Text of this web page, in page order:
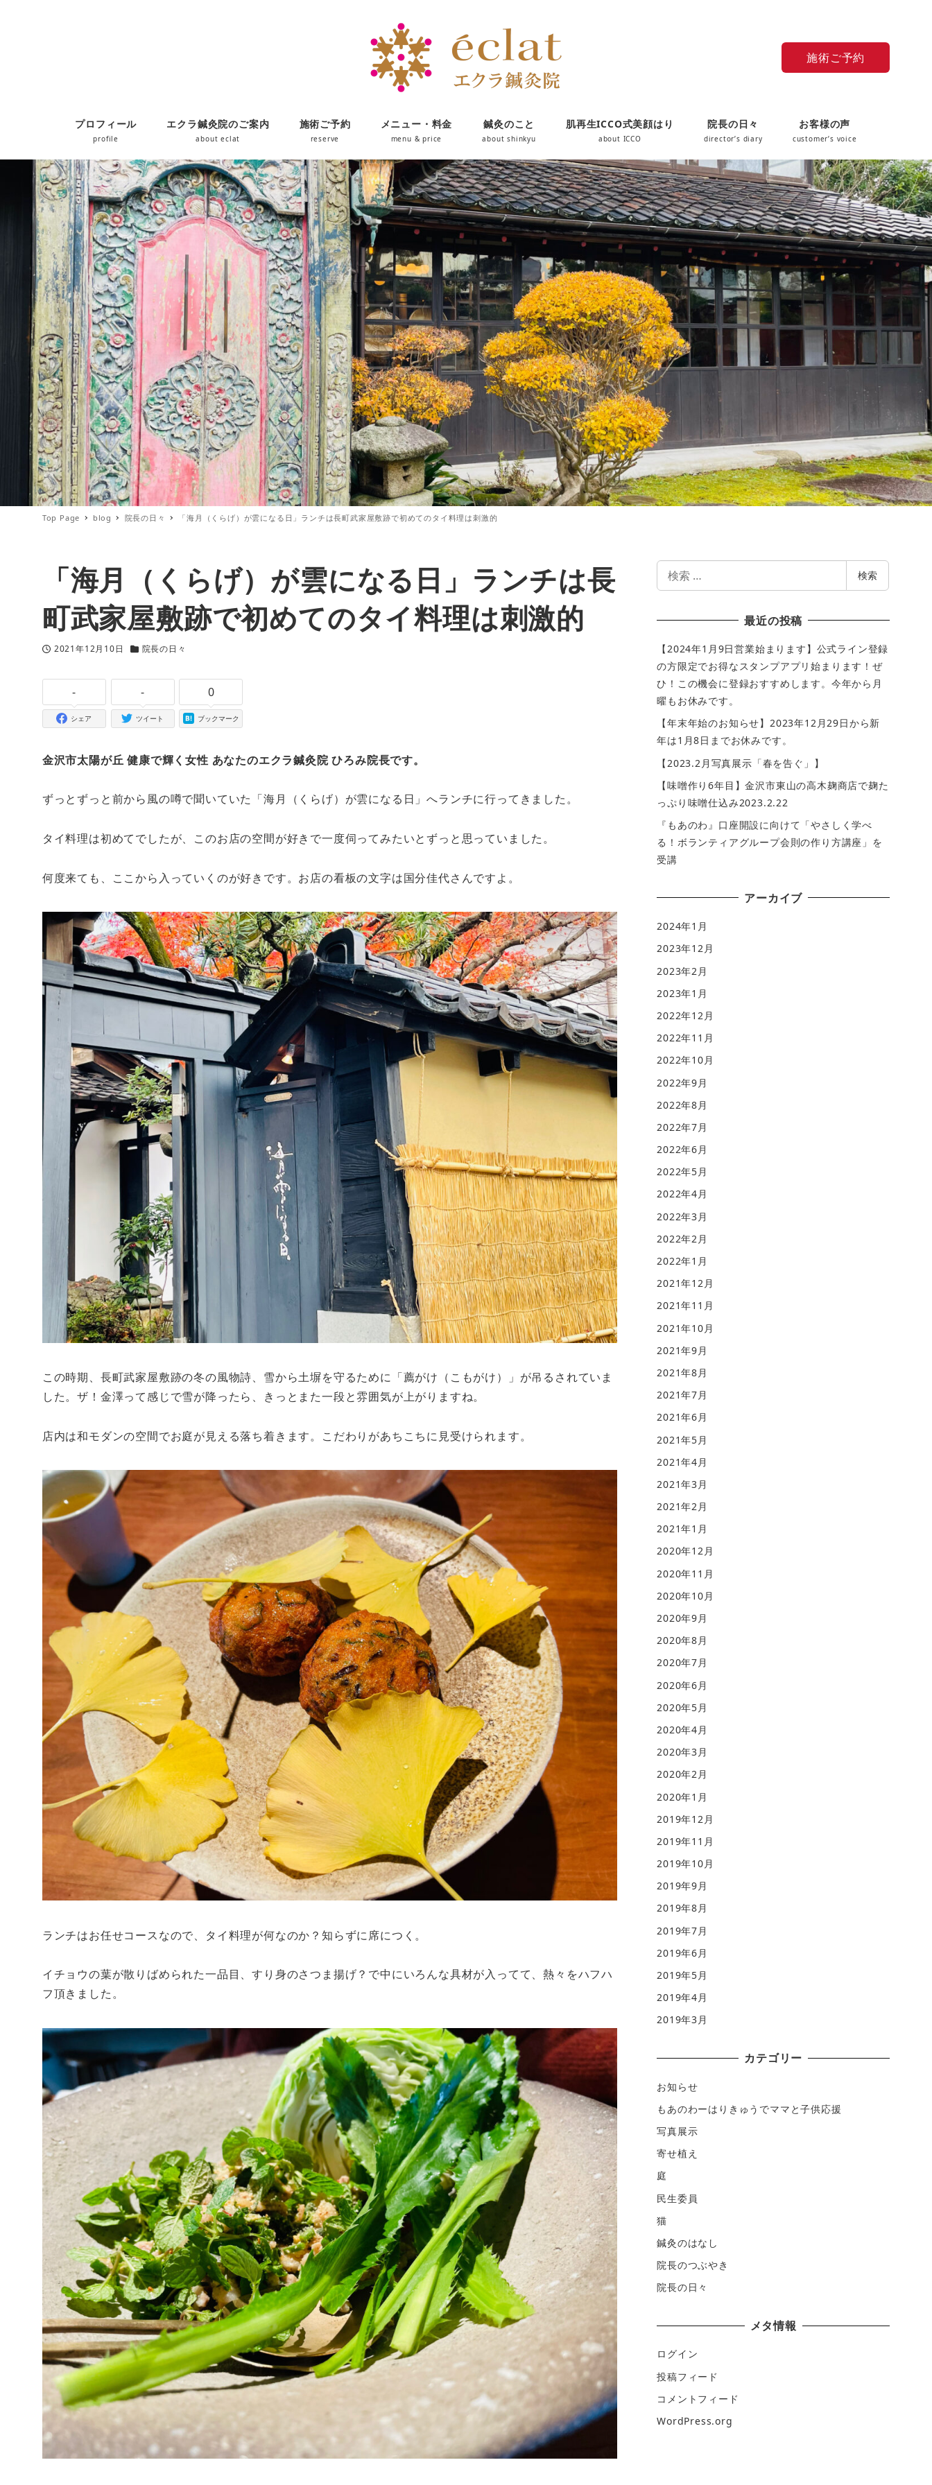
施術ご予約
プロフィール
profile
エクラ鍼灸院のご案内
about eclat
施術ご予約
reserve
メニュー・料金
menu & price
鍼灸のこと
about shinkyu
肌再生ICCO式美顔はり
about ICCO
院長の日々
director’s diary
お客様の声
customer’s voice
Top Page blog 院長の日々 「海月（くらげ）が雲になる日」ランチは長町武家屋敷跡で初めてのタイ料理は刺激的
「海月（くらげ）が雲になる日」ランチは長
町武家屋敷跡で初めてのタイ料理は刺激的
投稿日
2021年12月10日
カテゴリー
院長の日々
-
シェア
-
ツイート
0
ブックマーク
金沢市太陽が丘 健康で輝く女性 あなたのエクラ鍼灸院 ひろみ院長です。
ずっとずっと前から風の噂で聞いていた「海月（くらげ）が雲になる日」へランチに行ってきました。
タイ料理は初めてでしたが、このお店の空間が好きで一度伺ってみたいとずっと思っていました。
何度来ても、ここから入っていくのが好きです。お店の看板の文字は国分佳代さんですよ。
この時期、長町武家屋敷跡の冬の風物詩、雪から土塀を守るために「薦がけ（こもがけ）」が吊るされていま
した。ザ！金澤って感じで雪が降ったら、きっとまた一段と雰囲気が上がりますね。
店内は和モダンの空間でお庭が見える落ち着きます。こだわりがあちこちに見受けられます。
ランチはお任せコースなので、タイ料理が何なのか？知らずに席につく。
イチョウの葉が散りばめられた一品目、すり身のさつま揚げ？で中にいろんな具材が入ってて、熱々をハフハ
フ頂きました。
索
検索
最近の投稿
【2024年1月9日営業始まります】公式ライン登録
の方限定でお得なスタンプアプリ始まります！ぜ
ひ！この機会に登録おすすめします。今年から月
曜もお休みです。
【年末年始のお知らせ】2023年12月29日から新
年は1月8日までお休みです。
【2023.2月写真展示「春を告ぐ」】
【味噌作り6年目】金沢市東山の高木麹商店で麹た
っぷり味噌仕込み2023.2.22
『もあのわ』口座開設に向けて「やさしく学べ
る！ボランティアグループ会則の作り方講座」を
受講
アーカイブ
2024年1月
2023年12月
2023年2月
2023年1月
2022年12月
2022年11月
2022年10月
2022年9月
2022年8月
2022年7月
2022年6月
2022年5月
2022年4月
2022年3月
2022年2月
2022年1月
2021年12月
2021年11月
2021年10月
2021年9月
2021年8月
2021年7月
2021年6月
2021年5月
2021年4月
2021年3月
2021年2月
2021年1月
2020年12月
2020年11月
2020年10月
2020年9月
2020年8月
2020年7月
2020年6月
2020年5月
2020年4月
2020年3月
2020年2月
2020年1月
2019年12月
2019年11月
2019年10月
2019年9月
2019年8月
2019年7月
2019年6月
2019年5月
2019年4月
2019年3月
カテゴリー
お知らせ
もあのわーはりきゅうでママと子供応援
写真展示
寄せ植え
庭
民生委員
猫
鍼灸のはなし
院長のつぶやき
院長の日々
メタ情報
ログイン
投稿フィード
コメントフィード
WordPress.org